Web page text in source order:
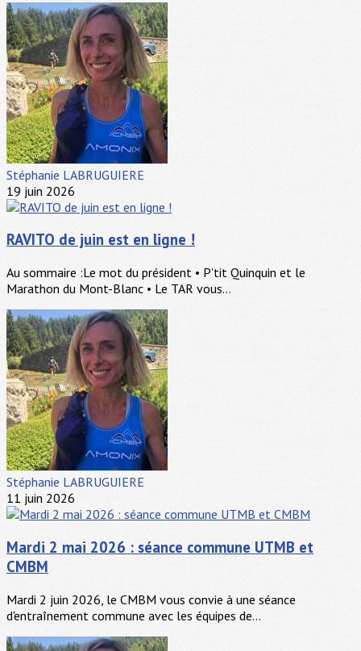
Stéphanie LABRUGUIERE
19 juin 2026
RAVITO de juin est en ligne !
Au sommaire :Le mot du président • P'tit Quinquin et le
Marathon du Mont-Blanc • Le TAR vous...
Stéphanie LABRUGUIERE
11 juin 2026
Mardi 2 mai 2026 : séance commune UTMB et
CMBM
Mardi 2 juin 2026, le CMBM vous convie à une séance
d'entraînement commune avec les équipes de...